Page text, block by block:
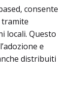
consente
tramite
locali. Questo
e
distribuiti